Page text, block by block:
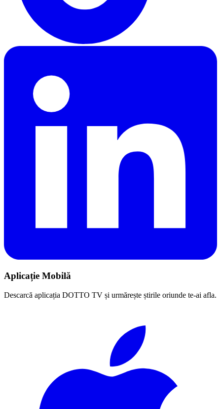
Aplicație Mobilă
Descarcă aplicația DOTTO TV și urmărește știrile oriunde te-ai afla.